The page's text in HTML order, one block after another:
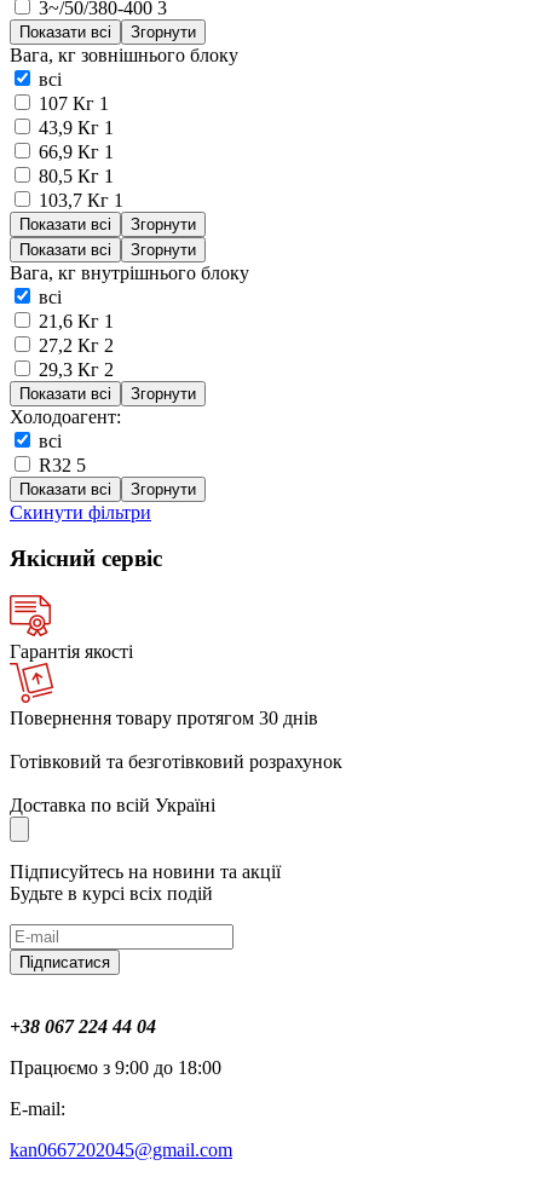
3~/50/380-400 3
Показати всі Згорнути
Вага, кг зовнішнього блоку
всі
107 Кг 1
43,9 Кг 1
66,9 Кг 1
80,5 Кг 1
103,7 Кг 1
Показати всі
Згорнути
Показати всі
Згорнути
Вага, кг внутрішнього блоку
всі
21,6 Кг 1
27,2 Кг 2
29,3 Кг 2
Показати всі Згорнути
Холодоагент:
всі
R32 5
Показати всі Згорнути
Скинути фільтри
Якісний сервіс
Гарантія якості
Повернення товару протягом 30 днів
Готівковий та безготівковий розрахунок
Доставка по всій Україні
Підписуйтесь на новини та акції
Будьте в курсі всіх подій
Підписатися
+38 067 224 44 04
Працюємо з 9:00 до 18:00
E-mail:
kan0667202045@gmail.com